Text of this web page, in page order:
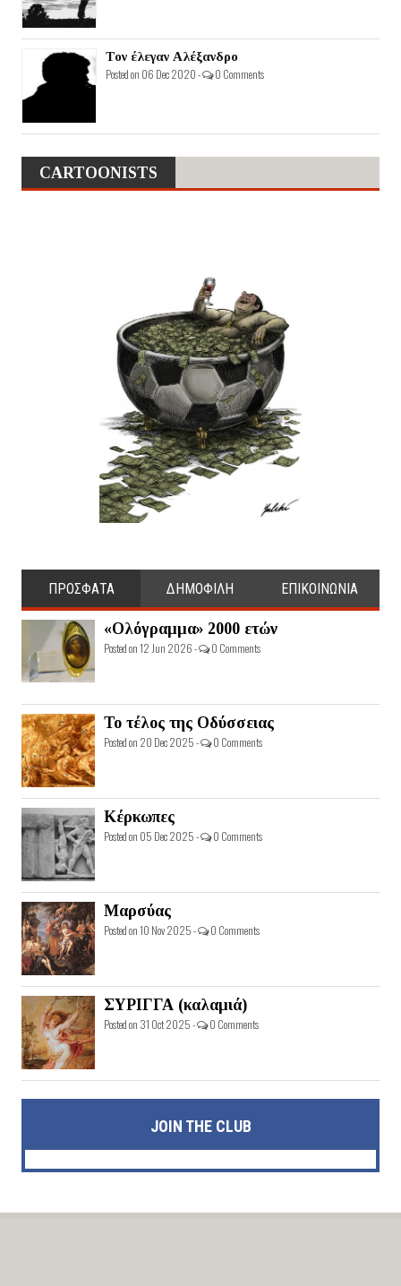
Τον έλεγαν Αλέξανδρο
Posted on 06 Dec 2020 - 0 Comments
CARTOONISTS
ΠΡΟΣΦΑΤΑ ΔΗΜΟΦΙΛΗ ΕΠΙΚΟΙΝΩΝΙΑ
«Ολόγραμμα» 2000 ετών
Posted on 12 Jun 2026 - 0 Comments
Το τέλος της Οδύσσειας
Posted on 20 Dec 2025 - 0 Comments
Κέρκωπες
Posted on 05 Dec 2025 - 0 Comments
Μαρσύας
Posted on 10 Nov 2025 - 0 Comments
ΣΥΡΙΓΓΑ (καλαμιά)
Posted on 31 Oct 2025 - 0 Comments
JOIN THE CLUB